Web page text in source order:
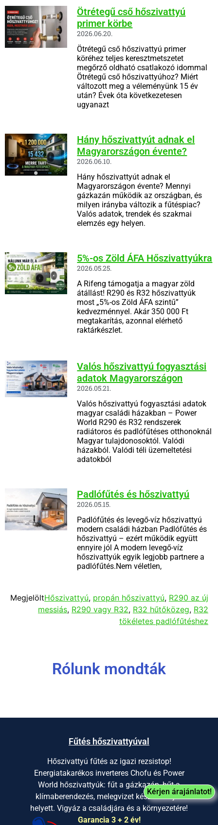
Ötrétegű cső hőszivattyú
primer körbe
2026.06.20.
Ötrétegű cső hőszivattyú primer
köréhez teljes keresztmetszetet
megőrző oldható csatlakozó idommal
Ötrétegű cső hőszivattyúhoz? Miért
változott meg a véleményünk 15 év
után? Évek óta következetesen
ugyanazt
Hány hőszivattyút adnak el
Magyarországon évente?
2026.06.10.
Hány hőszivattyút adnak el
Magyarországon évente? Mennyi
gázkazán működik az országban, és
milyen irányba változik a fűtéspiac?
Valós adatok, trendek és szakmai
elemzés egy helyen.
5%-os Zöld ÁFA Hőszivattyúkra
2026.05.25.
A Rifeng támogatja a magyar zöld
átállást! R290 és R32 hőszivattyúk
most „5%-os Zöld ÁFA szintű”
kedvezménnyel. Akár 350 000 Ft
megtakarítás, azonnal elérhető
raktárkészlet.
Valós hőszivattyú fogyasztási
adatok Magyarországon
2026.05.21.
Valós hőszivattyú fogyasztási adatok
magyar családi házakban – Power
World R290 és R32 rendszerek
radiátoros és padlófűtéses otthonoknál
Magyar tulajdonosoktól. Valódi
házakból. Valódi téli üzemeltetési
adatokból
Padlófűtés és hőszivattyú
2026.05.15.
Padlófűtés és levegő-víz hőszivattyú
modern családi házban Padlófűtés és
hőszivattyú – ezért működik együtt
ennyire jól A modern levegő-víz
hőszivattyúk egyik legjobb partnere a
padlófűtés.Nem véletlen,
MegjelöltHőszivattyú, propán hőszivattyú, R290 az új
messiás, R290 vagy R32, R32 hűtőközeg, R32
tökéletes padlófűtéshez
Rólunk mondták
Fűtés hőszivattyúval
Hőszivattyú fűtés az igazi rezsistop!
Energiatakarékos inverteres Chofu és Power
World hőszivattyúk: fűt a gázkazán, hűt a
klímaberendezés, melegvizet készít a bojler
helyett. Vigyáz a családjára és a környezetére!
Garancia 3 + 2 év!
Kérjen árajánlatot!